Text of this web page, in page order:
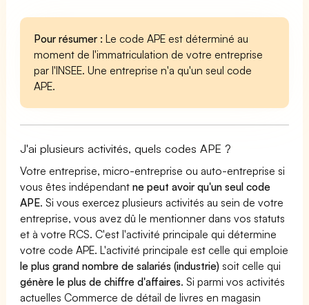
Pour résumer : Le code APE est déterminé au
moment de l'immatriculation de votre entreprise
par l'INSEE. Une entreprise n'a qu'un seul code
APE.
J'ai plusieurs activités, quels codes APE ?
Votre entreprise, micro-entreprise ou auto-entreprise si
vous êtes indépendantne peut avoir qu'un seul code
APE. Si vous exercez plusieurs activités au sein de votre
entreprise, vous avez dû le mentionner dans vos statuts
et à votre RCS. C'est l'activité principale qui détermine
votre code APE. L'activité principale est celle qui emploie
le plus grand nombre de salariés (industrie) soit celle qui
génère le plus de chiffre d'affaires. Si parmi vos activités
actuelles Commerce de détail de livres en magasin